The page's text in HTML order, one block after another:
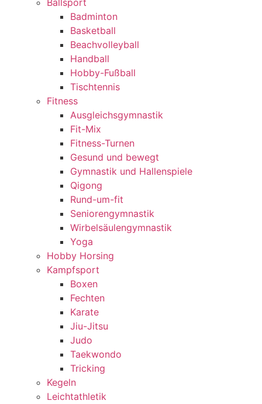
Ballsport
Badminton
Basketball
Beachvolleyball
Handball
Hobby-Fußball
Tischtennis
Fitness
Ausgleichsgymnastik
Fit-Mix
Fitness-Turnen
Gesund und bewegt
Gymnastik und Hallenspiele
Qigong
Rund-um-fit
Seniorengymnastik
Wirbelsäulengymnastik
Yoga
Hobby Horsing
Kampfsport
Boxen
Fechten
Karate
Jiu-Jitsu
Judo
Taekwondo
Tricking
Kegeln
Leichtathletik